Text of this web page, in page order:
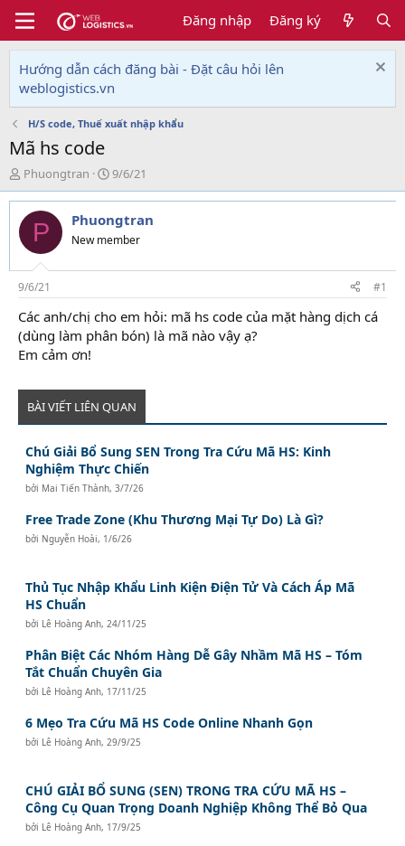
Đăng nhập Đăng ký
Hướng dẫn cách đăng bài - Đặt câu hỏi lên
weblogistics.vn
H/S code, Thuế xuất nhập khẩu
Mã hs code
T
h
r
e
d
s
t
a
r
t
e
Phuongtran
N
g
à
y
g
i
9/6/21
P Phuongtran
New member
9/6/21 #1
Các anh/chị cho em hỏi: mã hs code của mặt hàng dịch cá
(dùng làm phân bón) là mã nào vậy ạ?
Em cảm ơn!
BÀI VIẾT LIÊN QUAN
Chú Giải Bổ Sung SEN Trong Tra Cứu Mã HS: Kinh
Nghiệm Thực Chiến
bởi Mai Tiến Thành,3/7/26
Free Trade Zone (Khu Thương Mại Tự Do) Là Gì?
bởi Nguyễn Hoài, 1/6/26
Thủ Tục Nhập Khẩu Linh Kiện Điện Tử Và Cách Áp Mã
HS Chuẩn
bởi Lê Hoàng Anh, 24/11/25
Phân Biệt Các Nhóm Hàng Dễ Gây Nhầm Mã HS – Tóm
Tắt Chuẩn Chuyên Gia
bởi Lê Hoàng Anh, 17/11/25
6 Mẹo Tra Cứu Mã HS Code Online Nhanh Gọn
bởi Lê Hoàng Anh, 29/9/25
CHÚ GIẢI BỔ SUNG (SEN) TRONG TRA CỨU MÃ HS –
Công Cụ Quan Trọng Doanh Nghiệp Không Thể Bỏ Qua
bởi Lê Hoàng Anh, 17/9/25